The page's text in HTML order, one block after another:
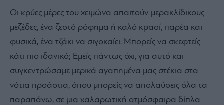
Οι κρύες μέρες του χειμώνα απαιτούν μερακλίδικους
μεζέδες, ένα ζεστό ρόφημα ή καλό κρασί, παρέα και
φυσικά, ένα τζάκι να σιγοκαίει. Μπορείς να σκεφτείς
κάτι πιο ιδανικό; Εμείς πάντως όχι, για αυτό και
συγκεντρώσαμε μερικά αγαπημένα μας στέκια στα
νότια προάστια, όπου μπορείς να απολαύσεις όλα τα
παραπάνω, σε μια χαλαρωτική ατμόσφαιρα δίπλα